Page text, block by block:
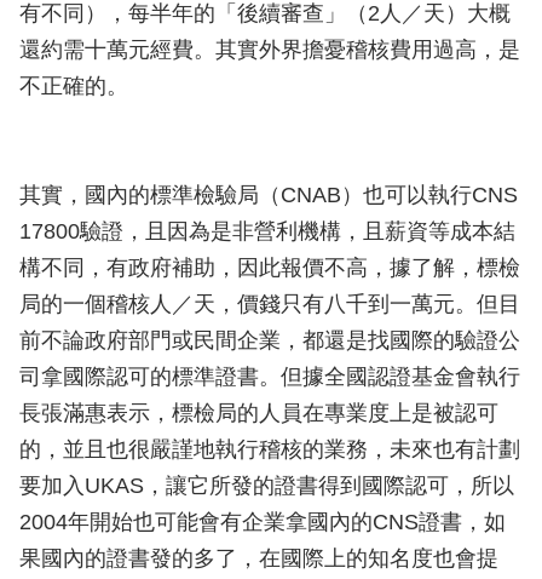
有不同），每半年的「後續審查」（2人／天）大概
還約需十萬元經費。其實外界擔憂稽核費用過高，是
不正確的。
其實，國內的標準檢驗局（CNAB）也可以執行CNS
17800驗證，且因為是非營利機構，且薪資等成本結
構不同，有政府補助，因此報價不高，據了解，標檢
局的一個稽核人／天，價錢只有八千到一萬元。但目
前不論政府部門或民間企業，都還是找國際的驗證公
司拿國際認可的標準證書。但據全國認證基金會執行
長張滿惠表示，標檢局的人員在專業度上是被認可
的，並且也很嚴謹地執行稽核的業務，未來也有計劃
要加入UKAS，讓它所發的證書得到國際認可，所以
2004年開始也可能會有企業拿國內的CNS證書，如
果國內的證書發的多了，在國際上的知名度也會提